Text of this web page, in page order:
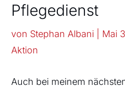
Pflegedienst
von Stephan Albani Mai
Aktion
Auch bei meinem